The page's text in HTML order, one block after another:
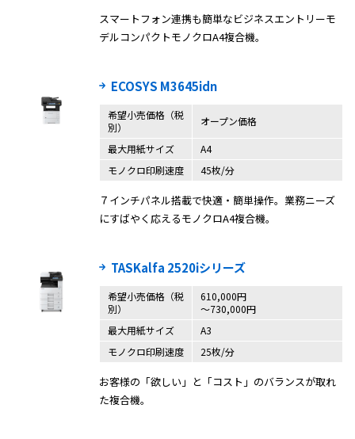
スマートフォン連携も簡単なビジネスエントリーモ
デルコンパクトモノクロA4複合機。
ECOSYS M3645idn
希望小売価格（税
別）
オープン価格
最大用紙サイズ
A4
モノクロ印刷速度
45枚/分
７インチパネル搭載で快適・簡単操作。業務ニーズ
にすばやく応えるモノクロA4複合機。
TASKalfa 2520iシリーズ
希望小売価格（税
別）
610,000円
〜730,000円
最大用紙サイズ
A3
モノクロ印刷速度
25枚/分
お客様の「欲しい」と「コスト」のバランスが取れ
た複合機。